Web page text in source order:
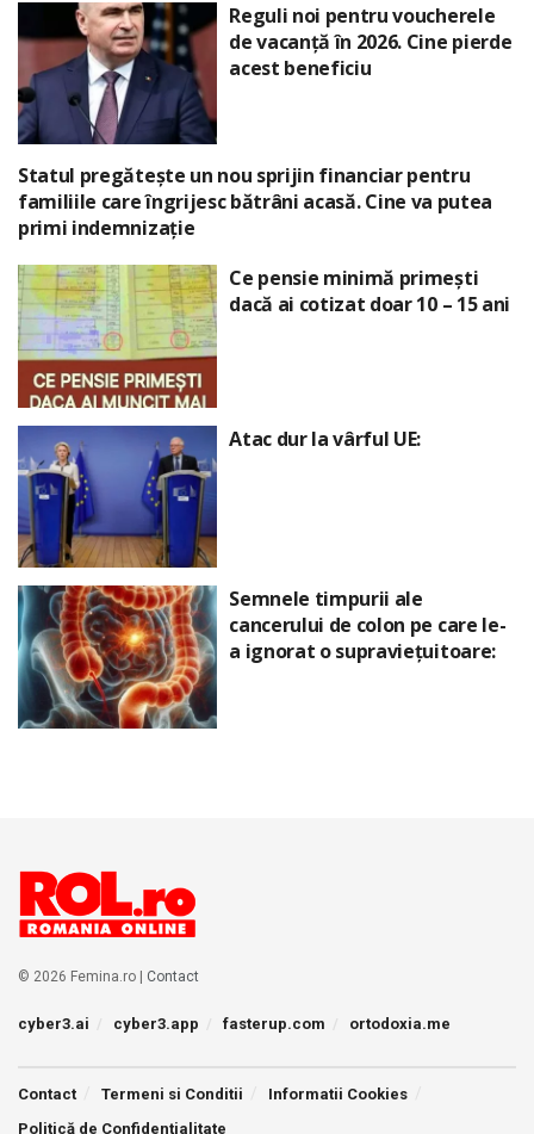
Reguli noi pentru voucherele
de vacanță în 2026. Cine pierde
acest beneficiu
Statul pregătește un nou sprijin financiar pentru
familiile care îngrijesc bătrâni acasă. Cine va putea
primi indemnizație
Ce pensie minimă primești
dacă ai cotizat doar 10 – 15 ani
Atac dur la vârful UE:
Semnele timpurii ale
cancerului de colon pe care le-
a ignorat o supraviețuitoare:
© 2026 Femina.ro | Contact
cyber3.ai cyber3.app fasterup.com ortodoxia.me
Contact Termeni si Conditii
Informatii Cookies
Politică de Confidențialitate